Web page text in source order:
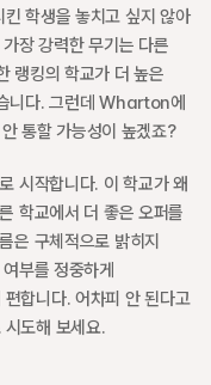
학생을 놓치고 싶지 않아
장 강력한 무기는 다른
랭킹의 학교가 더 높은
니다. 그런데 Wharton에
통할 가능성이 높겠죠?
시작합니다. 이 학교가 왜
학교에서 더 좋은 오퍼를
은 구체적으로 밝히지
부를 정중하게
합니다. 어차피 안 된다고
도해 보세요.